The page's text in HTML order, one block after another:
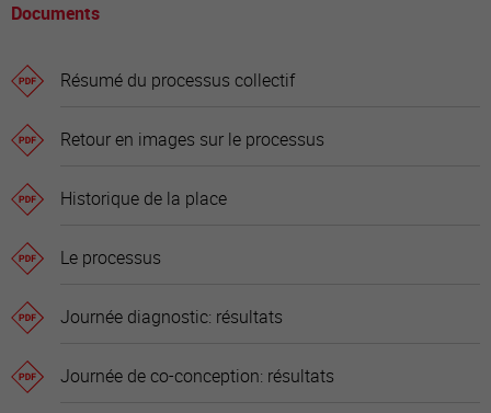
Documents
Résumé du processus collectif
Retour en images sur le processus
Historique de la place
Le processus
Journée diagnostic: résultats
Journée de co-conception: résultats